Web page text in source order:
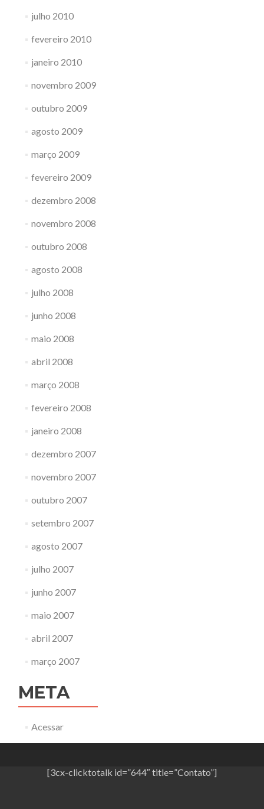
julho 2010
fevereiro 2010
janeiro 2010
novembro 2009
outubro 2009
agosto 2009
março 2009
fevereiro 2009
dezembro 2008
novembro 2008
outubro 2008
agosto 2008
julho 2008
junho 2008
maio 2008
abril 2008
março 2008
fevereiro 2008
janeiro 2008
dezembro 2007
novembro 2007
outubro 2007
setembro 2007
agosto 2007
julho 2007
junho 2007
maio 2007
abril 2007
março 2007
META
Acessar
[3cx-clicktotalk id=”644″ title=”Contato”]